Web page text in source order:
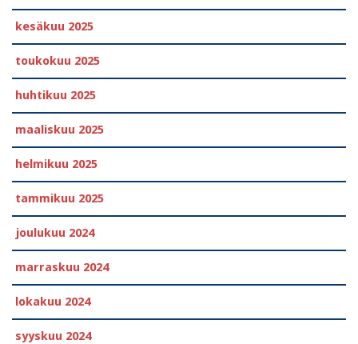
kesäkuu 2025
toukokuu 2025
huhtikuu 2025
maaliskuu 2025
helmikuu 2025
tammikuu 2025
joulukuu 2024
marraskuu 2024
lokakuu 2024
syyskuu 2024